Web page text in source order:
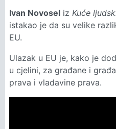
Ivan Novosel iz Kuće
istakao je da su velike
EU.
Ulazak u EU je, kako je
u cjelini, za građane i
prava i vladavine prava.